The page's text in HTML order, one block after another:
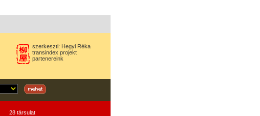
szerkeszti: Hegyi Réka
transindex projekt
partenereink
28 társulat